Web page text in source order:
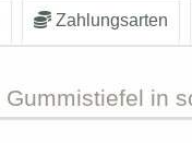
Zahlungsarten
in